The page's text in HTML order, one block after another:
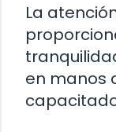
La
en manos